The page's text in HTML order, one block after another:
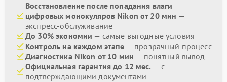
Восстановление после попадания влаги
цифровых монокуляров Nikon от 20 мин —
экспресс-обслуживание
До 30% экономии — самые выгодные условия
Контроль на каждом этапе — прозрачный процесс
Диагностика Nikon от 10 мин — понятный вывод
Официальная гарантия до 12 мес. — с
подтверждающими документами